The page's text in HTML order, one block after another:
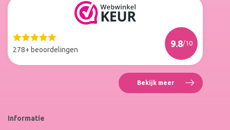
278+ beoordelingen
9.8/10
Web
Winkel
Bekijk meer Reviews
Roxenne
Informatie